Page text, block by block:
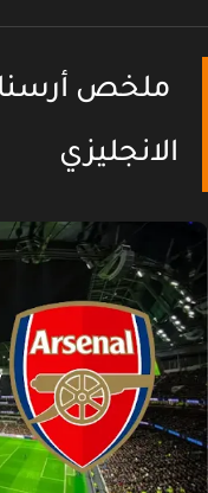
ملخص أرسنال
الانجليزي